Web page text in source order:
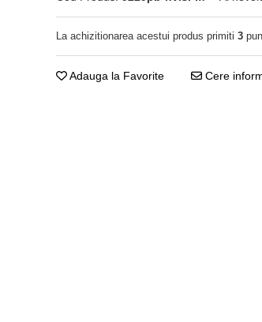
La achizitionarea acestui produs primiti 3
Adauga la Favorite Cere